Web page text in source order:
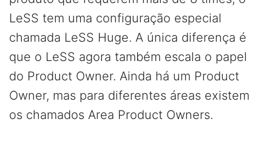
LeSS tem uma configuração especial
chamada LeSS Huge. A única diferença é
que o LeSS agora também escala o papel
do Product Owner. Ainda há um Product
Owner, mas para diferentes áreas existem
os chamados Area Product Owners.